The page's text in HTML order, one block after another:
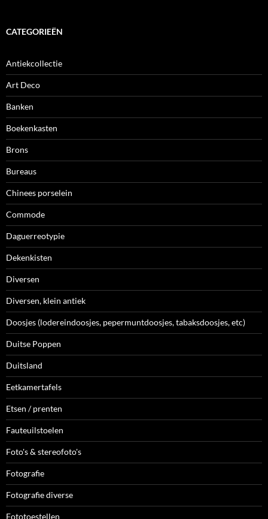
CATEGORIEËN
Antiekcollectie
Art Deco
Banken
Boekenkasten
Brons
Bureaus
Chinees porselein
Commode
Daguerreotypie
Dekenkisten
Diversen
Diversen, klein antiek
Doosjes (lodereindoosjes, pepermuntdoosjes, tabaksdoosjes, etc)
Duitse Poppen
Duitsland
Eetkamertafels
Etsen / prenten
Fauteuilstoelen
Foto's & stereofoto's
Fotografie
Fotografie diverse
Fototoestellen